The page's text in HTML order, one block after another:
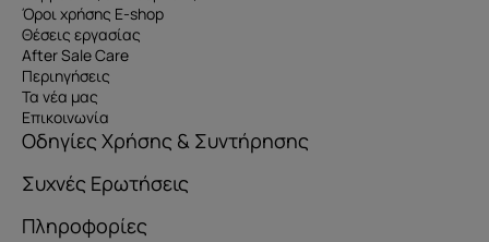
Όροι χρήσης E-shop
Θέσεις εργασίας
After Sale Care
Περιηγήσεις
Τα νέα μας
Επικοινωνία
Οδηγίες Χρήσης & Συντήρησης
Συχνές Ερωτήσεις
Πληροφορίες